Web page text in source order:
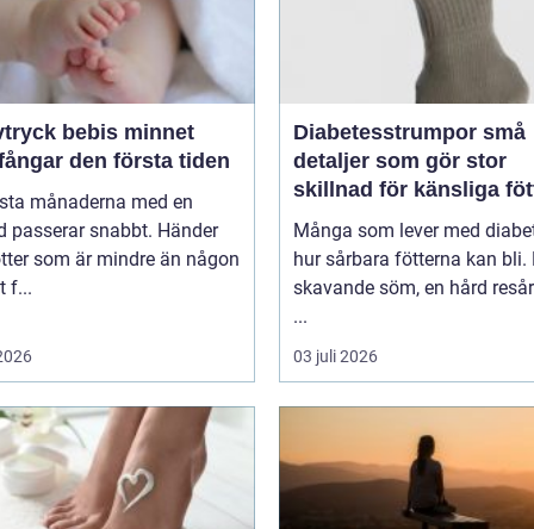
bebis minnet
den första tiden
månaderna med en
passerar snabbt. Händer
som är mindre än någon
f...
Diabetesstrumpor små
detaljer som gör stor
skillnad för känsliga
Många som lever med
hur sårbara fötterna kan bli.
skavande söm, en hård
...
03 juli 2026